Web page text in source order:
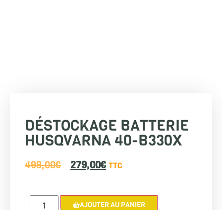
DÉSTOCKAGE BATTERIE
HUSQVARNA 40-B330X
499,00€ 279,00€ TTC
AJOUTER AU PANIER